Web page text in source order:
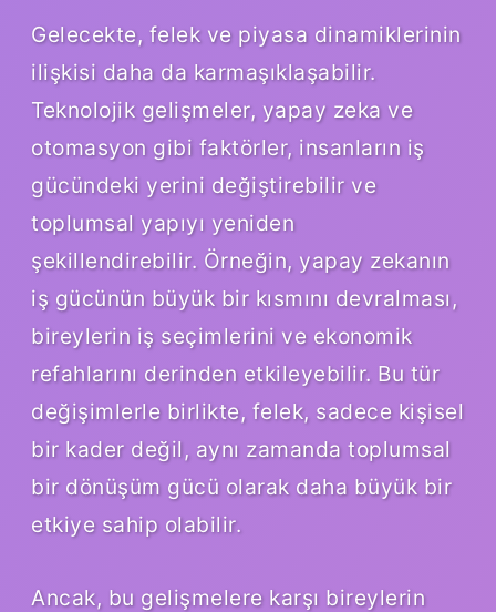
Gelecekte, felek ve piyasa dinamiklerinin
ilişkisi daha da karmaşıklaşabilir.
Teknolojik gelişmeler, yapay zeka ve
otomasyon gibi faktörler, insanların iş
gücündeki yerini değiştirebilir ve
toplumsal yapıyı yeniden
şekillendirebilir. Örneğin, yapay zekanın
iş gücünün büyük bir kısmını devralması,
bireylerin iş seçimlerini ve ekonomik
refahlarını derinden etkileyebilir. Bu tür
değişimlerle birlikte, felek, sadece kişisel
bir kader değil, aynı zamanda toplumsal
bir dönüşüm gücü olarak daha büyük bir
etkiye sahip olabilir.
Ancak, bu gelişmelere karşı bireylerin